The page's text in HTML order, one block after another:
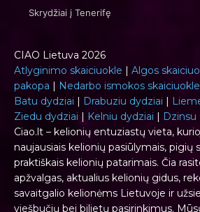
Skrydžiai į Tenerifę
CIAO Lietuva 2026
Atlyginimo skaiciuokle
Algos
pakopa
Nedarbo ismokos skaiciuokle
Batu dydziai
Drabuziu dydziai
Ziedu dydziai
Kelniu dydziai
Dzinsu
Ciao.lt – kelionių entuziastų vieta,
naujausiais kelionių pasiūlymais, pigių
praktiškais kelionių patarimais. Čia
apžvalgas, aktualius kelionių gidus,
savaitgalio kelionėms Lietuvoje ir
viešbučių bei bilietų pasirinkimus.